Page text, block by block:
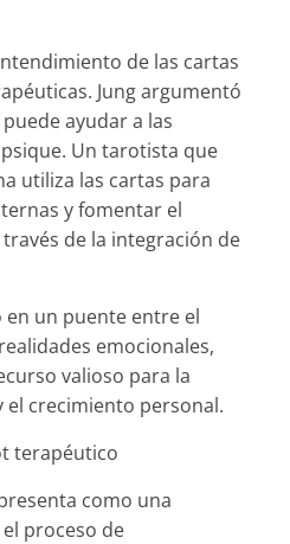
de las cartas
Jung argumentó
ayudar a las
Un tarotista que
utiliza las cartas para
y fomentar el
de la integración de
un puente entre el
emocionales,
valioso para la
crecimiento personal.
terapéutico
como una
proceso de